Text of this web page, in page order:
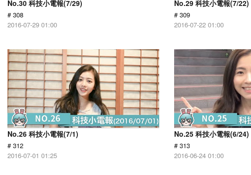
No.30 科技小電報(7/29)
# 308
2016-07-29 01:00
No.29 科技小電報(7/22)
# 309
2016-07-22 01:00
No.26 科技小電報(7/1)
# 312
2016-07-01 01:25
No.25 科技小電報(6/24)
# 313
2016-06-24 01:00